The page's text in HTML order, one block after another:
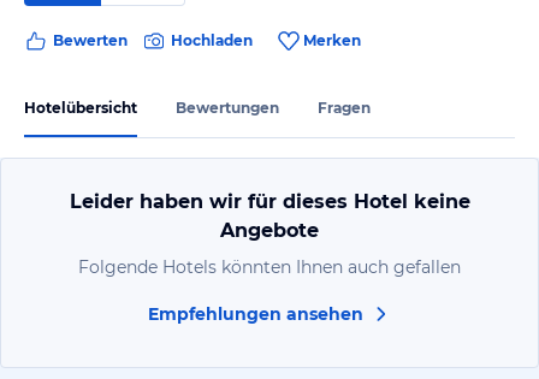
Bewerten Hochladen Merken
Hotelübersicht Bewertungen Fragen
Leider haben wir für dieses Hotel keine
Angebote
Folgende Hotels könnten Ihnen auch gefallen
Empfehlungen ansehen